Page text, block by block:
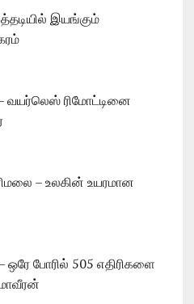
இயங்கும்
வயர்லெஸ் ரிமோட்டினை
– உலகின் உயரமான
போரில் 505 எதிரிகளை